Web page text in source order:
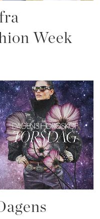
Week